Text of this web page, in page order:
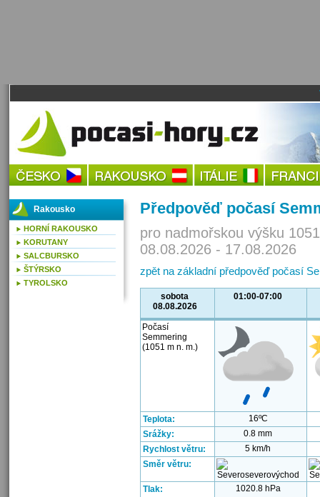
Předpověď počasí
pro nadmořskou výšku
08.08.2026 - 17.08.2026
zpět na základní předpověď počasí
sobota
08.08.2026
01:00-07:00
Počasí
Semmering
(1051 m n. m.)
Teplota:
16ºC
Srážky:
0.8 mm
Rychlost větru:
5 km/h
Směr větru:
Tlak: 1020.8 hPa
Rakousko
HORNÍ RAKOUSKO
KORUTANY
SALCBURSKO
ŠTÝRSKO
TYROLSKO